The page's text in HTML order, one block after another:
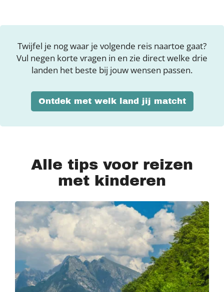
Twijfel je nog waar je volgende reis naartoe gaat?
Vul negen korte vragen in en zie direct welke drie
landen het beste bij jouw wensen passen.
Ontdek met welk land jij matcht
Alle tips voor reizen
met kinderen